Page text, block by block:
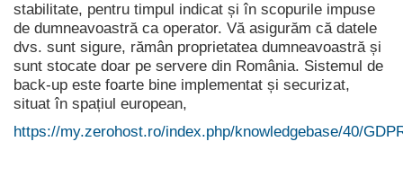
stabilitate, pentru timpul indicat și în scopurile impuse
de dumneavoastră ca operator. Vă asigurăm că datele
dvs. sunt sigure, rămân proprietatea dumneavoastră și
sunt stocate doar pe servere din România. Sistemul de
back-up este foarte bine implementat și securizat,
situat în spațiul european,
https://my.zerohost.ro/index.php/knowledgebase/40/